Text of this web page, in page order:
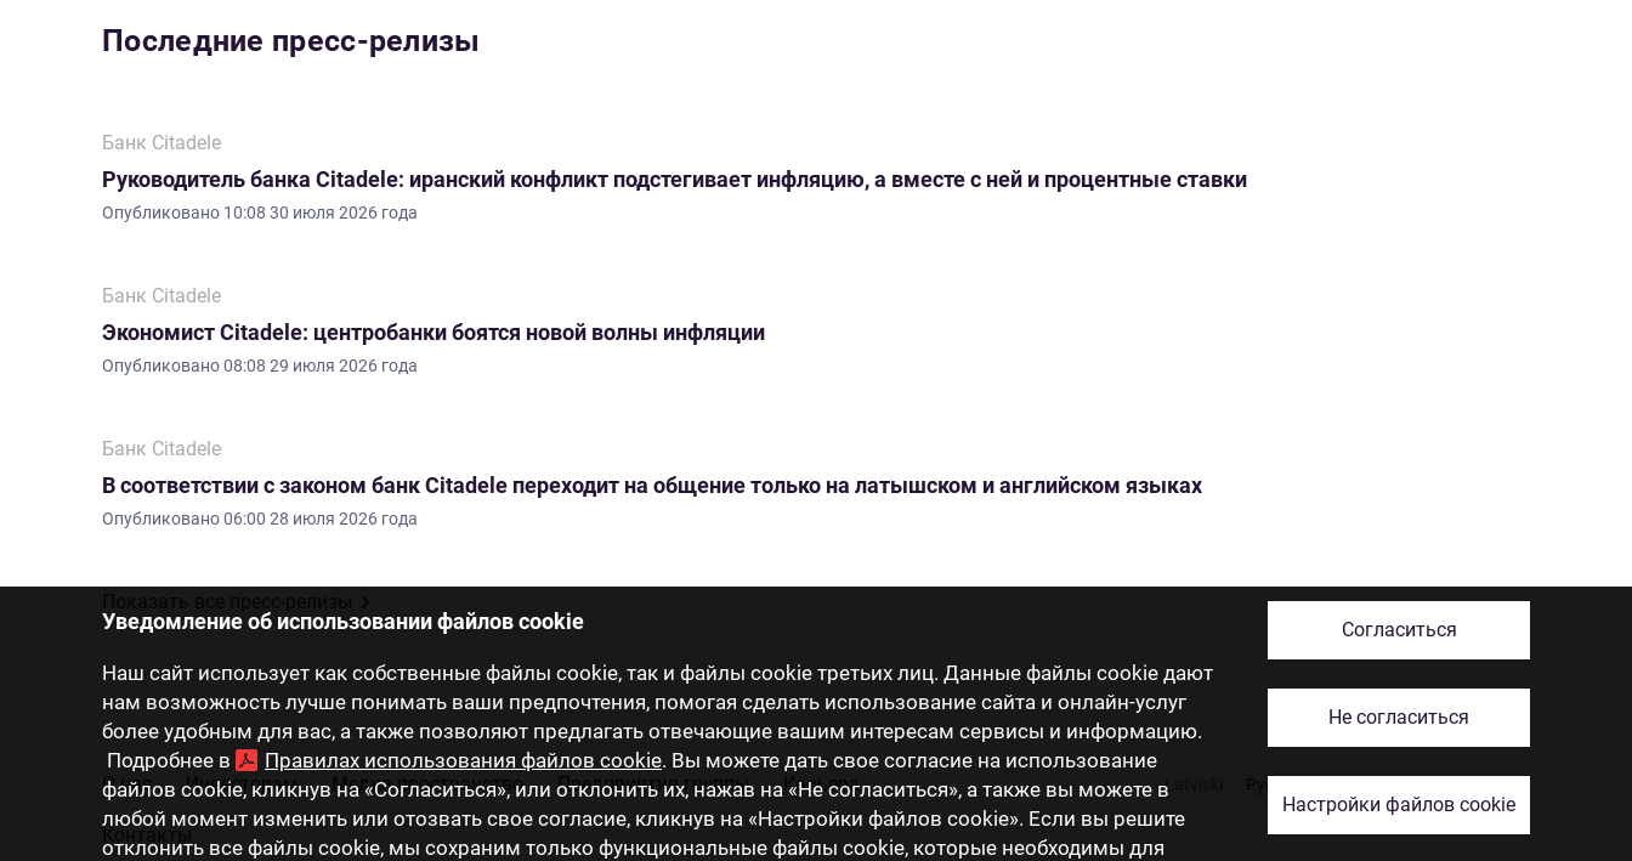
Уведомление об использовании файлов cookie
Наш сайт использует как собственные файлы cookie, так и файлы cookie третьих лиц. Данные файлы cookie дают
нам возможность лучше понимать ваши предпочтения, помогая сделать использование сайта и онлайн-услуг
более удобным для вас, а также позволяют предлагать отвечающие вашим интересам сервисы и информацию.
Подробнее в
Правилах использования файлов cookie. Вы можете дать свое согласие на использование
файлов cookie, кликнув на «Согласиться», или отклонить их, нажав на «Не согласиться», а также вы можете в
любой момент изменить или отозвать свое согласие, кликнув на «Настройки файлов cookie». Если вы решите
отклонить все файлы cookie, мы сохраним только функциональные файлы cookie, которые необходимы для
Согласиться
Не согласиться
Настройки файлов cookie
Последние пресс-релизы
Банк Citadele
Руководитель банка Citadele: иранский конфликт подстегивает инфляцию, а вместе с ней и процентные ставки
Опубликовано 10:08 30 июля 2026 года
Банк Citadele
Экономист Citadele: центробанки боятся новой волны инфляции
Опубликовано08:08 29 июля 2026 года
Банк Citadele
В соответствии с законом банк Citadele переходит на общение только на латышском и английском языках
Опубликовано06:00 28 июля 2026 года
Latviski
О нас Инвесторам Медиа-пространство Предприятия группы Карьера